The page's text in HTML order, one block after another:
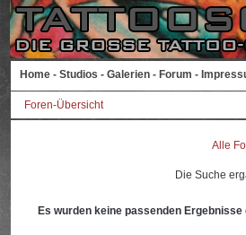
Home - Studios - Galerien - Forum -
Foren-Übersicht
Alle
Die Suche
Es wurden keine passenden Ergebnisse